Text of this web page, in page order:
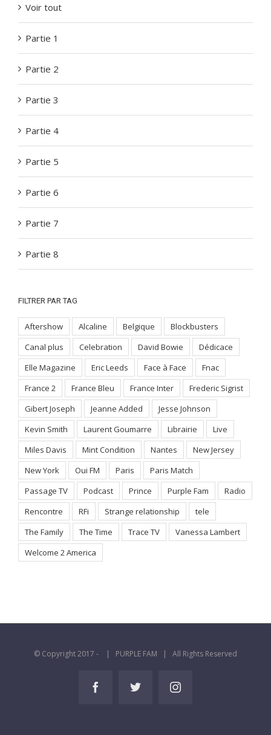
Voir tout
Partie 1
Partie 2
Partie 3
Partie 4
Partie 5
Partie 6
Partie 7
Partie 8
FILTRER PAR TAG
Aftershow Alcaline Belgique
Blockbusters
Canal plus
Celebration David Bowie
Dédicace
Elle Magazine
Eric Leeds Face à Face
Fnac
France 2
France Bleu France Inter
Frederic Sigrist
Gibert Joseph
Jeanne Added
Jesse Johnson
Kevin Smith
Laurent Goumarre Librairie
Live
Miles Davis
Mint Condition Nantes
New Jersey
New York
Oui FM Paris
Paris Match
Passage TV
Podcast Prince Purple Fam
Radio
Rencontre
RFi Strange relationship
tele
The Family
The Time Trace TV
Vanessa Lambert
Welcome 2 America
© Copyright 2017 - | PURPLE FAM | All Rights Reserved
FacebookTwitter Instagram